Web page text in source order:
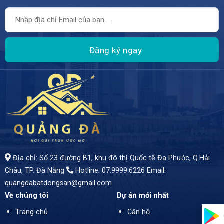
Địa chỉ: Số 23 đường B1, khu đô thị Quốc tế Đa Phước, Q.Hải
Châu, TP. Đà Nẵng
Hotline: 07.9999.6226 Email:
quangdabatdongsan@gmail.com
Về chúng tôi
Trang chủ
Dự án mới nhất
Căn hộ